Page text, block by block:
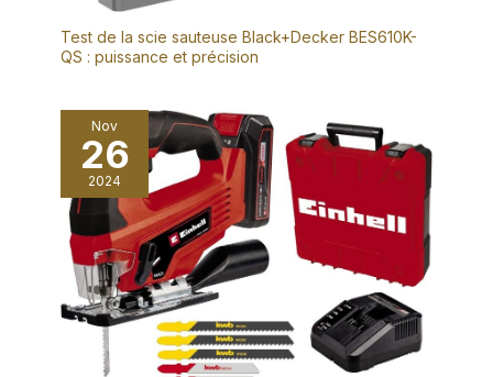
Test de la scie sauteuse Black+Decker BES610K-
QS : puissance et précision
Nov
26
2024